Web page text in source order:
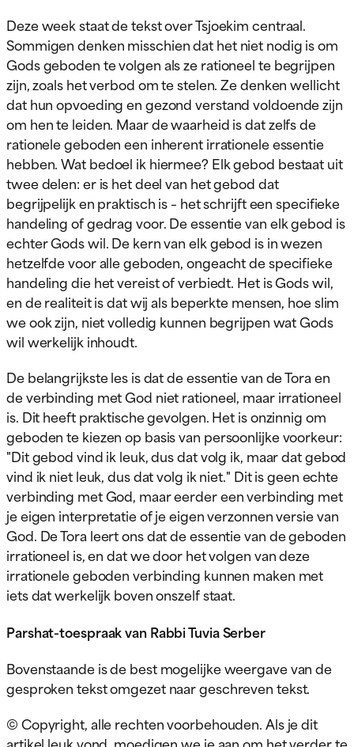
Deze week staat de tekst over Tsjoekim centraal.
Sommigen denken misschien dat het niet nodig is om
Gods geboden te volgen als ze rationeel te begrijpen
zijn, zoals het verbod om te stelen. Ze denken wellicht
dat hun opvoeding en gezond verstand voldoende zijn
om hen te leiden. Maar de waarheid is dat zelfs de
rationele geboden een inherent irrationele essentie
hebben. Wat bedoel ik hiermee? Elk gebod bestaat uit
twee delen: er is het deel van het gebod dat
begrijpelijk en praktisch is – het schrijft een specifieke
handeling of gedrag voor. De essentie van elk gebod is
echter Gods wil. De kern van elk gebod is in wezen
hetzelfde voor alle geboden, ongeacht de specifieke
handeling die het vereist of verbiedt. Het is Gods wil,
en de realiteit is dat wij als beperkte mensen, hoe slim
we ook zijn, niet volledig kunnen begrijpen wat Gods
wil werkelijk inhoudt.
De belangrijkste les is dat de essentie van de Tora en
de verbinding met God niet rationeel, maar irrationeel
is. Dit heeft praktische gevolgen. Het is onzinnig om
geboden te kiezen op basis van persoonlijke voorkeur:
"Dit gebod vind ik leuk, dus dat volg ik, maar dat gebod
vind ik niet leuk, dus dat volg ik niet." Dit is geen echte
verbinding met God, maar eerder een verbinding met
je eigen interpretatie of je eigen verzonnen versie van
God. De Tora leert ons dat de essentie van de geboden
irrationeel is, en dat we door het volgen van deze
irrationele geboden verbinding kunnen maken met
iets dat werkelijk boven onszelf staat.
Parshat-toespraak van Rabbi Tuvia Serber
Bovenstaande is de best mogelijke weergave van de
gesproken tekst omgezet naar geschreven tekst.
© Copyright, alle rechten voorbehouden. Als je dit
artikel leuk vond, moedigen we je aan om het verder te